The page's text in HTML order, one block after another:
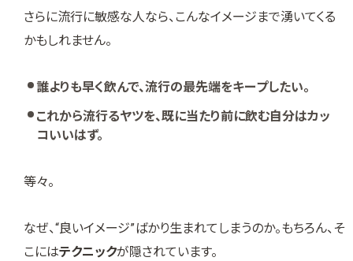
さらに流行に敏感な人なら、こんなイメージまで湧いてくる
かもしれません。
誰よりも早く飲んで、流行の最先端をキープしたい。
これから流行るヤツを、既に当たり前に飲む自分はカッ
コいいはず。
等々。
なぜ、“良いイメージ”ばかり生まれてしまうのか。もちろん、そ
こにはテクニックが隠されています。